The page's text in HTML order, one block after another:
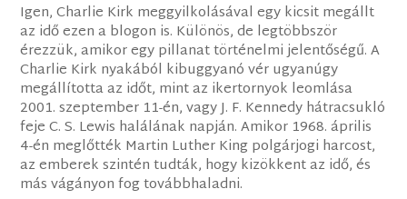
Igen, Charlie Kirk meggyilkolásával egy kicsit megállt
az idő ezen a blogon is. Különös, de legtöbbször
érezzük, amikor egy pillanat történelmi jelentőségű. A
Charlie Kirk nyakából kibuggyanó vér ugyanúgy
megállította az időt, mint az ikertornyok leomlása
2001. szeptember 11-én, vagy J. F. Kennedy hátracsukló
feje C. S. Lewis halálának napján. Amikor 1968. április
4-én meglőtték Martin Luther King polgárjogi harcost,
az emberek szintén tudták, hogy kizökkent az idő, és
más vágányon fog továbbhaladni.